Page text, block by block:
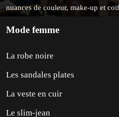
nuances de couleur, make-up et
Mode femme
La robe noire
Les sandales plates
La veste en cuir
Le slim-jean